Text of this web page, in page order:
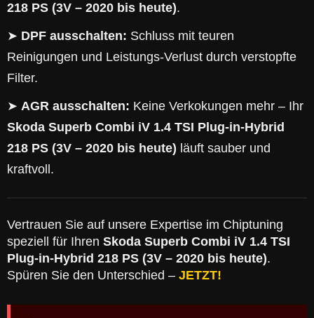
218 PS (3V – 2020 bis heute).
➤ DPF ausschalten: Schluss mit teuren
Reinigungen und Leistungs-Verlust durch verstopfte
Filter.
➤ AGR ausschalten: Keine Verkokungen mehr – Ihr
Skoda Superb Combi iV 1.4 TSI Plug-in-Hybrid
218 PS (3V – 2020 bis heute) läuft sauber und
kraftvoll.
Vertrauen Sie auf unsere Expertise im Chiptuning
speziell für Ihren Skoda Superb Combi iV 1.4 TSI
Plug-in-Hybrid 218 PS (3V – 2020 bis heute).
Spüren Sie den Unterschied – JETZT!